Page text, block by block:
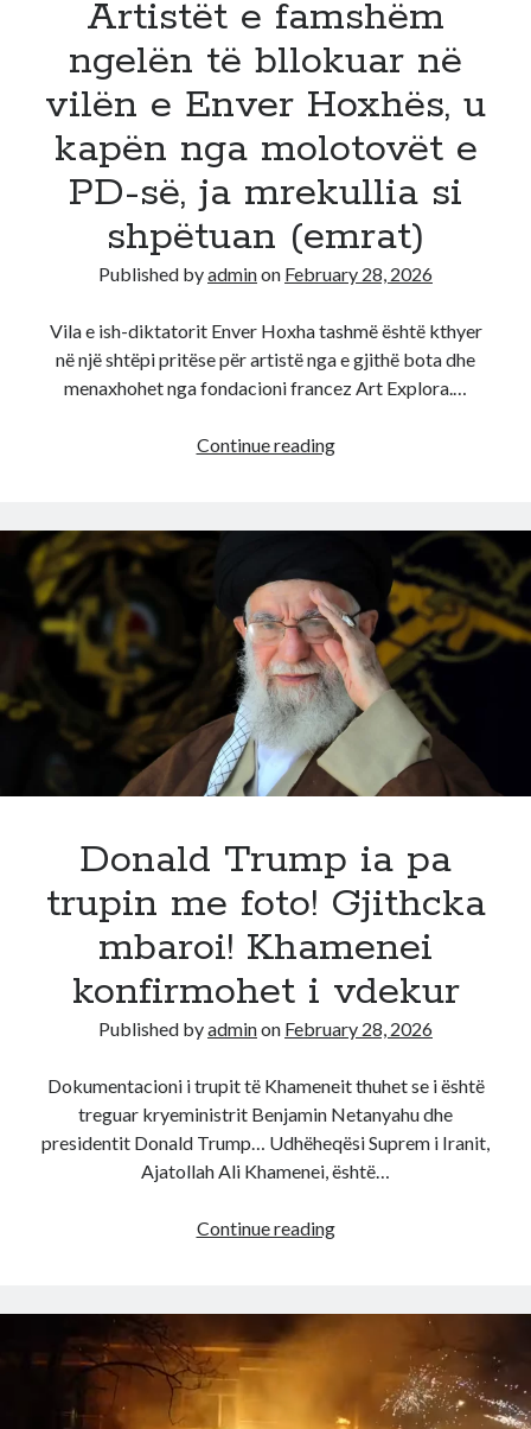
huajt
te
e
Enverit
Artistët e famshëm
ngelën të bllokuar në
vilën e Enver Hoxhës, u
kapën nga molotovët e
PD-së, ja mrekullia si
shpëtuan (emrat)
Published byadminon February 28, 2026
Vila e ish-diktatorit Enver Hoxha tashmë është kthyer
në një shtëpi pritëse për artistë nga e gjithë bota dhe
menaxhohet nga fondacioni francez Art Explora.…
Continue readingArtistët
ngelën
bllokuar
në
vilën
e
Enver
Hoxhës,
kapën
molotovët
e
PD-
ja
mrekullia
shpëtuan
Donald Trump ia pa
trupin me foto! Gjithcka
mbaroi! Khamenei
konfirmohet i vdekur
Published byadminon February 28, 2026
Dokumentacioni i trupit të Khameneit thuhet se i është
treguar kryeministrit Benjamin Netanyahu dhe
presidentit Donald Trump… Udhëheqësi Suprem i Iranit,
Ajatollah Ali Khamenei, është…
Continue readingDonald
pa
trupin